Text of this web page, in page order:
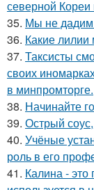
северной
35. Мы не дадим
36. Какие лилии
37. Таксисты
своих
в минпромторге.
38. Начинайте
39. Острый
40. Учёные
роль в его
41. Калина - это